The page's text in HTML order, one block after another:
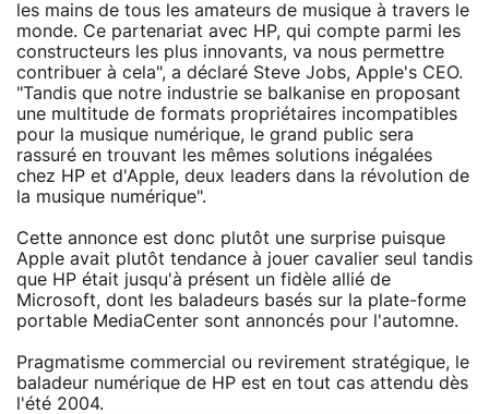
les mains de tous les amateurs de musique à travers le
monde. Ce partenariat avec HP, qui compte parmi les
constructeurs les plus innovants, va nous permettre
contribuer à cela", a déclaré Steve Jobs, Apple's CEO.
"Tandis que notre industrie se balkanise en proposant
une multitude de formats propriétaires incompatibles
pour la musique numérique, le grand public sera
rassuré en trouvant les mêmes solutions inégalées
chez HP et d'Apple, deux leaders dans la révolution de
la musique numérique".
Cette annonce est donc plutôt une surprise puisque
Apple avait plutôt tendance à jouer cavalier seul tandis
que HP était jusqu'à présent un fidèle allié de
Microsoft, dont les baladeurs basés sur la plate-forme
portable MediaCenter sont annoncés pour l'automne.
Pragmatisme commercial ou revirement stratégique, le
baladeur numérique de HP est en tout cas attendu dès
l'été 2004.